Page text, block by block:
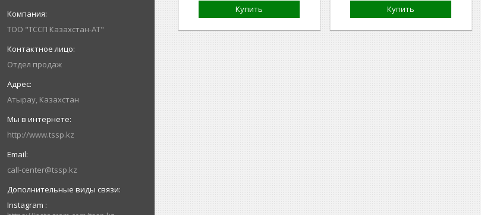
ТОО "ТССП Казахстан-АТ"
Отдел продаж
Атырау, Казахстан
http://www.tssp.kz
call-center@tssp.kz
Instagram
Купить Купить